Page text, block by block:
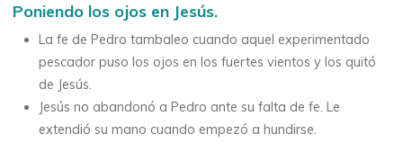
Poniendo los ojos en Jesús.
La fe de Pedro tambaleo cuando aquel experimentado
pescador puso los ojos en los fuertes vientos y los quitó
de Jesús.
Jesús no abandonó a Pedro ante su falta de fe. Le
extendió su mano cuando empezó a hundirse.